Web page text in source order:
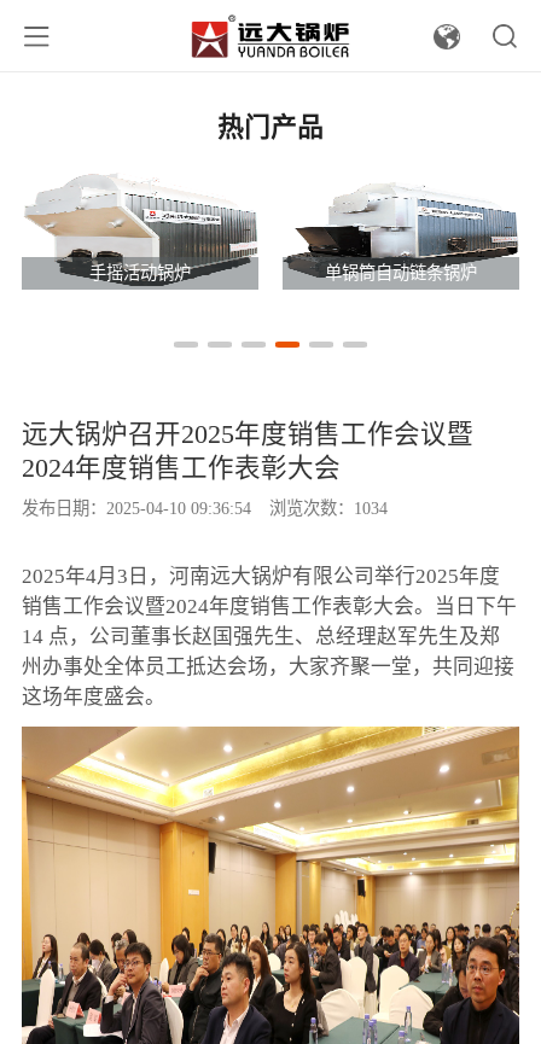
远大锅炉召开2025年度销售工作会议暨
2024年度销售工作表彰大会
发布日期：2025-04-10 09:36:54 浏览次数：1034
2025年4月3日，河南远大锅炉有限公司举行2025年度
销售工作会议暨2024年度销售工作表彰大会。当日下午
14 点，公司董事长赵国强先生、总经理赵军先生及郑
州办事处全体员工抵达会场，大家齐聚一堂，共同迎接
这场年度盛会。
热门产品
手摇活动锅炉 单锅筒自动链条锅炉